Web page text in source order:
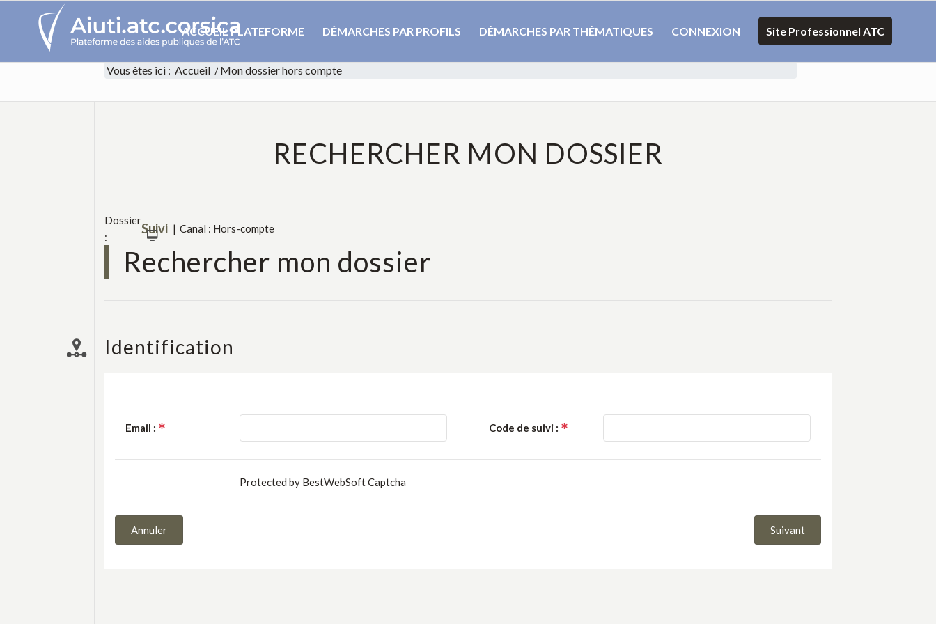
ACCUEIL PLATEFORME DÉMARCHES PAR PROFILS DÉMARCHES PAR THÉMATIQUES CONNEXION Site Professionnel ATC
Vous êtes ici : Accueil / Mon dossier hors compte
RECHERCHER MON DOSSIER
Dossier
:
Suivi | Canal : Hors-compte
Rechercher mon dossier
Identification
Email : Code de suivi :
Protected by BestWebSoft Captcha
Annuler